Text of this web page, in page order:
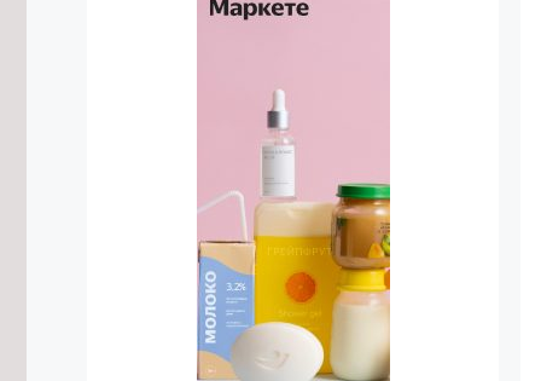
Капремонт в трех школах Читы
Врачи в Петровске-Забайкальском
смогут делать рентген прямо в
6/08/2026 в 21:13
Влажный цикл в Забайкалье
ориентировочно продлится до 2030
года — эксперт
6/08/2026 в 20:49
Забайкальца осудили за
подаренные сыном поддельные